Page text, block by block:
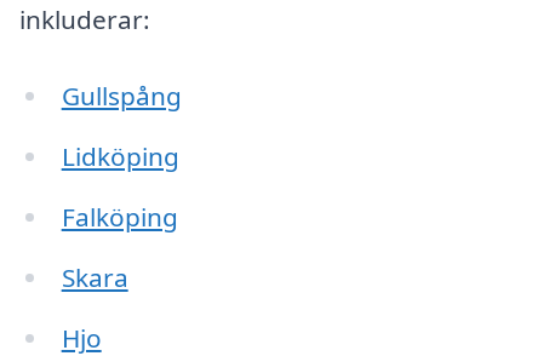
inkluderar:
Gullspång
Lidköping
Falköping
Skara
Hjo